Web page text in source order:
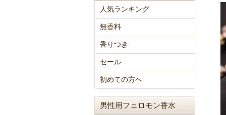
人気ランキング
無香料
香りつき
セール
初めての方へ
男性用フェロモン香水